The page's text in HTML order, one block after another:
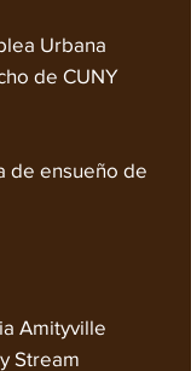
Urbana
de CUNY
de ensueño de
Amityville
Stream